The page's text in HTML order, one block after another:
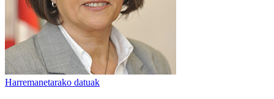
Harremanetarako datuak